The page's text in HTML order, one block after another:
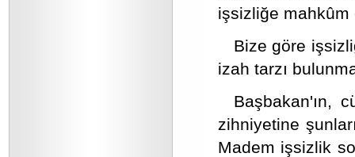
işsizliğe mahkûm
Bize göre
izah tarzı
Başbakan'ın,
zihniyetine
Madem işsizlik